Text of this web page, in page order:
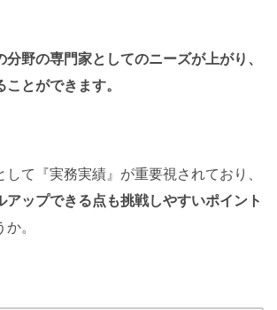
分野の専門家としてのニーズが上がり、
とができます。
して『実務実績』が重要視されており、
アップできる点も挑戦しやすいポイント
。